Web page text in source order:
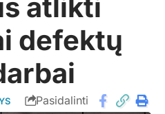
atlikti
defektų
Pasidalinti